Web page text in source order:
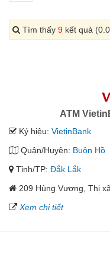
Tìm thấy 9 kết quả
ATM
Ký hiệu: VietinBank
Quận/Huyện: Buôn Hồ
Tỉnh/TP: Đắk Lắk
209 Hùng Vương, Thị
Xem chi tiết